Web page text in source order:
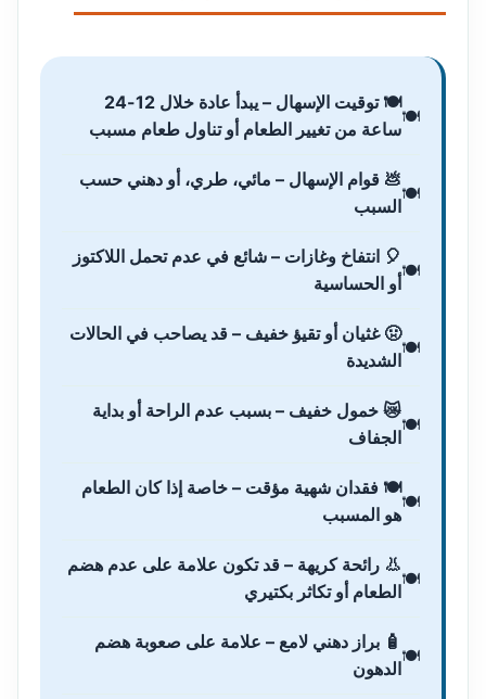
🍽️ توقيت الإسهال – يبدأ عادة خلال 12-24
ساعة من تغيير الطعام أو تناول طعام مسبب
💩 قوام الإسهال – مائي، طري، أو دهني حسب
السبب
🎈 انتفاخ وغازات – شائع في عدم تحمل اللاكتوز
أو الحساسية
🤢 غثيان أو تقيؤ خفيف – قد يصاحب في الحالات
الشديدة
😿 خمول خفيف – بسبب عدم الراحة أو بداية
الجفاف
🍽️ فقدان شهية مؤقت – خاصة إذا كان الطعام
هو المسبب
👃 رائحة كريهة – قد تكون علامة على عدم هضم
الطعام أو تكاثر بكتيري
🧴 براز دهني لامع – علامة على صعوبة هضم
الدهون